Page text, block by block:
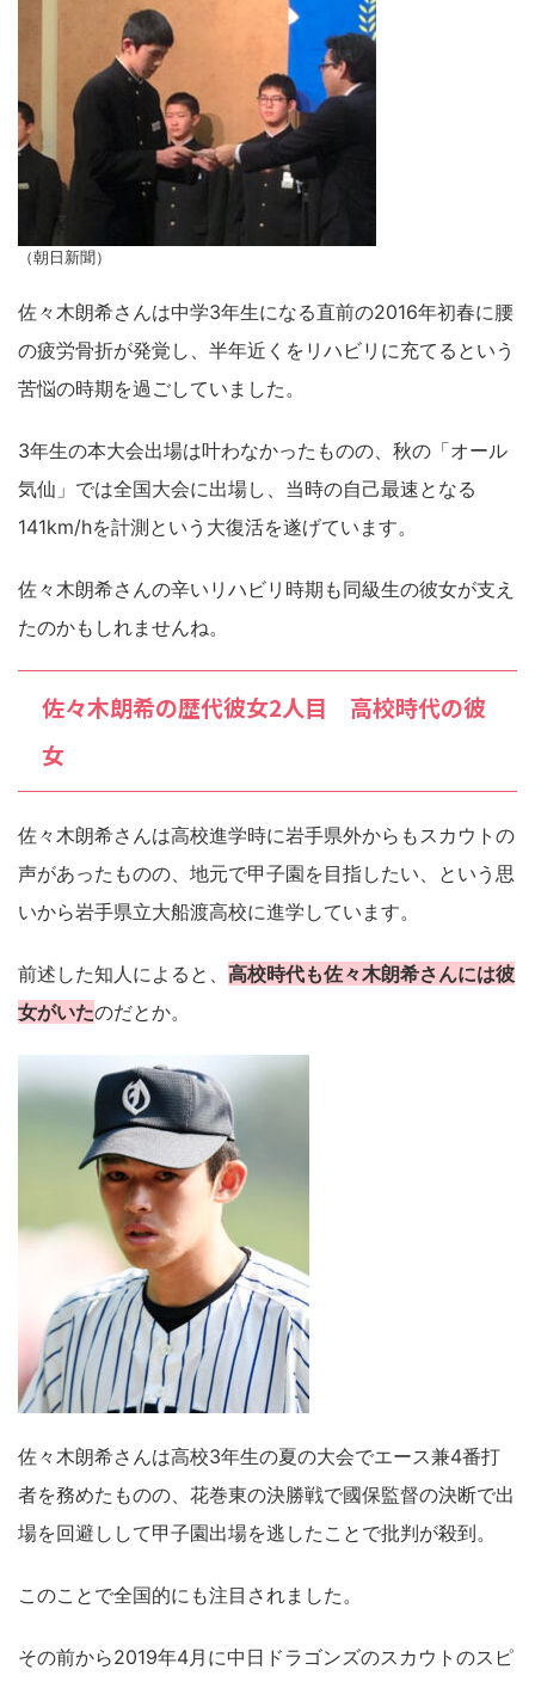
（朝日新聞）
佐々木朗希さんは中学3年生になる直前の2016年初春に腰
の疲労骨折が発覚し、半年近くをリハビリに充てるという
苦悩の時期を過ごしていました。
3年生の本大会出場は叶わなかったものの、秋の「オール
気仙」では全国大会に出場し、当時の自己最速となる
141km/hを計測という大復活を遂げています。
佐々木朗希さんの辛いリハビリ時期も同級生の彼女が支え
たのかもしれませんね。
佐々木朗希の歴代彼女2人目 高校時代の彼
女
佐々木朗希さんは高校進学時に岩手県外からもスカウトの
声があったものの、地元で甲子園を目指したい、という思
いから岩手県立大船渡高校に進学しています。
前述した知人によると、 高校時代も佐々木朗希さんには彼
女がいたのだとか。
佐々木朗希さんは高校3年生の夏の大会でエース兼4番打
者を務めたものの、花巻東の決勝戦で國保監督の決断で出
場を回避しして甲子園出場を逃したことで批判が殺到。
このことで全国的にも注目されました。
その前から2019年4月に中日ドラゴンズのスカウトのスピ